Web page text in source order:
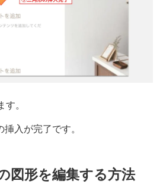
。
入が完了です。
図形を編集する方法